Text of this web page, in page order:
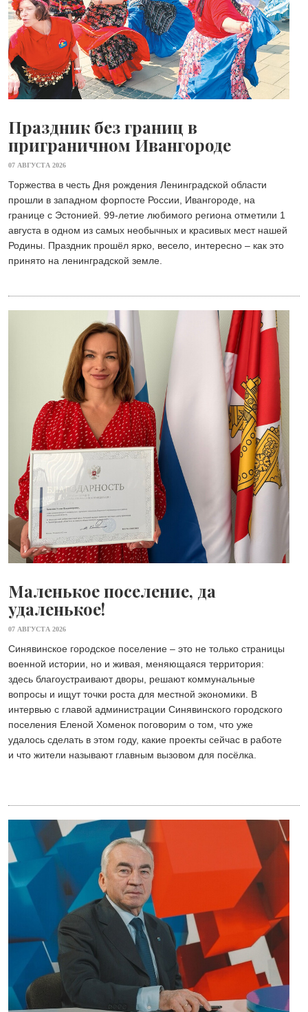
Праздник без границ в
приграничном Ивангороде
07 АВГУСТА 2026
Торжества в честь Дня рождения Ленинградской области
прошли в западном форпосте России, Ивангороде, на
границе с Эстонией. 99-летие любимого региона отметили 1
августа в одном из самых необычных и красивых мест нашей
Родины. Праздник прошёл ярко, весело, интересно – как это
принято на ленинградской земле.
Маленькое поселение, да
удаленькое!
07 АВГУСТА 2026
Синявинское городское поселение – это не только страницы
военной истории, но и живая, меняющаяся территория:
здесь благоустраивают дворы, решают коммунальные
вопросы и ищут точки роста для местной экономики. В
интервью с главой администрации Синявинского городского
поселения Еленой Хоменок поговорим о том, что уже
удалось сделать в этом году, какие проекты сейчас в работе
и что жители называют главным вызовом для посёлка.